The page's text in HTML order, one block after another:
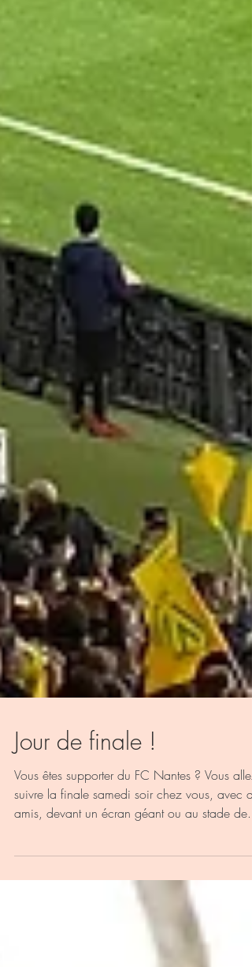
Jour de finale !
Vous êtes supporter du FC Nantes ? Vous allez
amis, devant un écran géant ou au stade de...